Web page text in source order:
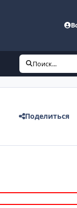
Поиск...
Поделиться